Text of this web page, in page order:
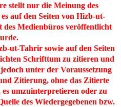
stellt nur die Meinung des
auf den Seiten von Hizb-ut-
Medienbüros veröffentlicht
ut-Tahrir sowie auf den Seiten
Schrifttum zu zitieren und
unter der Voraussetzung
Zitierung, ohne das Zitierte
umzuinterpretieren oder zu
des Wiedergegebenen bzw.